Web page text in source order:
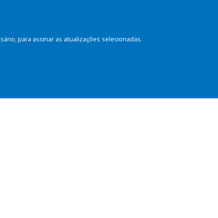
para assinar as atualizações selecionadas.